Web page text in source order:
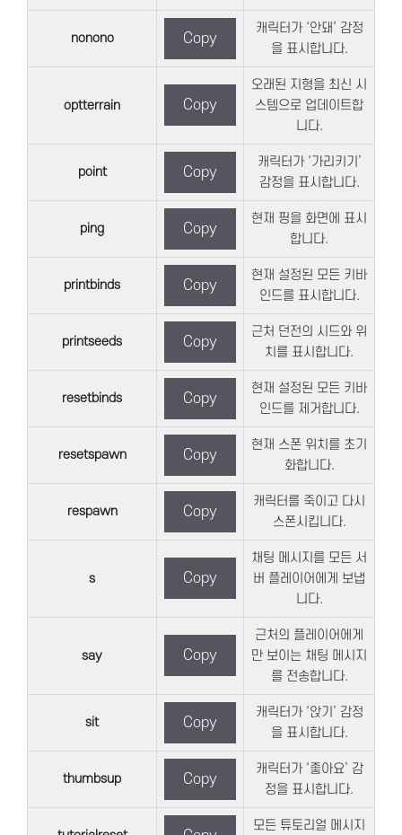
nonono Copy
캐릭터가 ‘안돼’ 감정
을 표시합니다.
optterrain Copy
오래된 지형을 최신 시
스템으로 업데이트합
니다.
point Copy
캐릭터가 ‘가리키기’
감정을 표시합니다.
ping Copy
현재 핑을 화면에 표시
합니다.
printbinds Copy
현재 설정된 모든 키바
인드를 표시합니다.
printseeds Copy
근처 던전의 시드와 위
치를 표시합니다.
resetbinds Copy
현재 설정된 모든 키바
인드를 제거합니다.
resetspawn Copy
현재 스폰 위치를 초기
화합니다.
respawn Copy
캐릭터를 죽이고 다시
스폰시킵니다.
s Copy
채팅 메시지를 모든 서
버 플레이어에게 보냅
니다.
say Copy
근처의 플레이어에게
만 보이는 채팅 메시지
를 전송합니다.
sit Copy
캐릭터가 ‘앉기’ 감정
을 표시합니다.
thumbsup Copy
캐릭터가 ‘좋아요’ 감
정을 표시합니다.
모든 튜토리얼 메시지